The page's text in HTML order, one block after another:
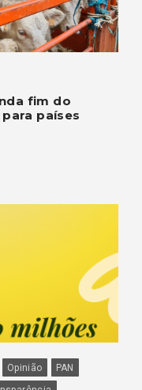
fim do
países
Opinião
PAN